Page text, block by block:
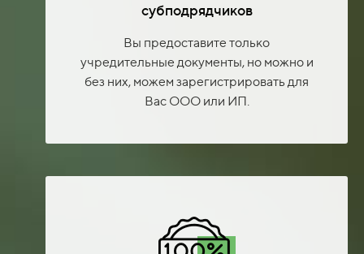
субподрядчиков
Вы предоставите только
учредительные документы, но можно и
без них, можем зарегистрировать для
Вас ООО или ИП.